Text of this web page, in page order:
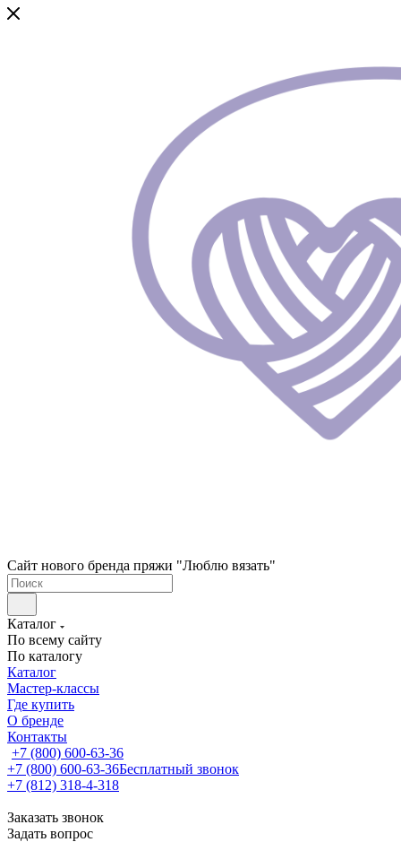
Сайт нового бренда пряжи "Люблю вязать"
Каталог
По всему сайту
По каталогу
Каталог
Мастер-классы
Где купить
О бренде
Контакты
+7 (800) 600-63-36
+7 (800) 600-63-36Бесплатный звонок
+7 (812) 318-4-318
Заказать звонок
Задать вопрос